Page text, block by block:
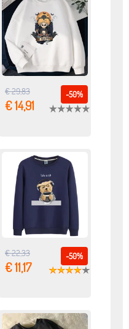
-50%
€ 29,83
€ 14,91
-50%
€ 22,33
€ 11,17